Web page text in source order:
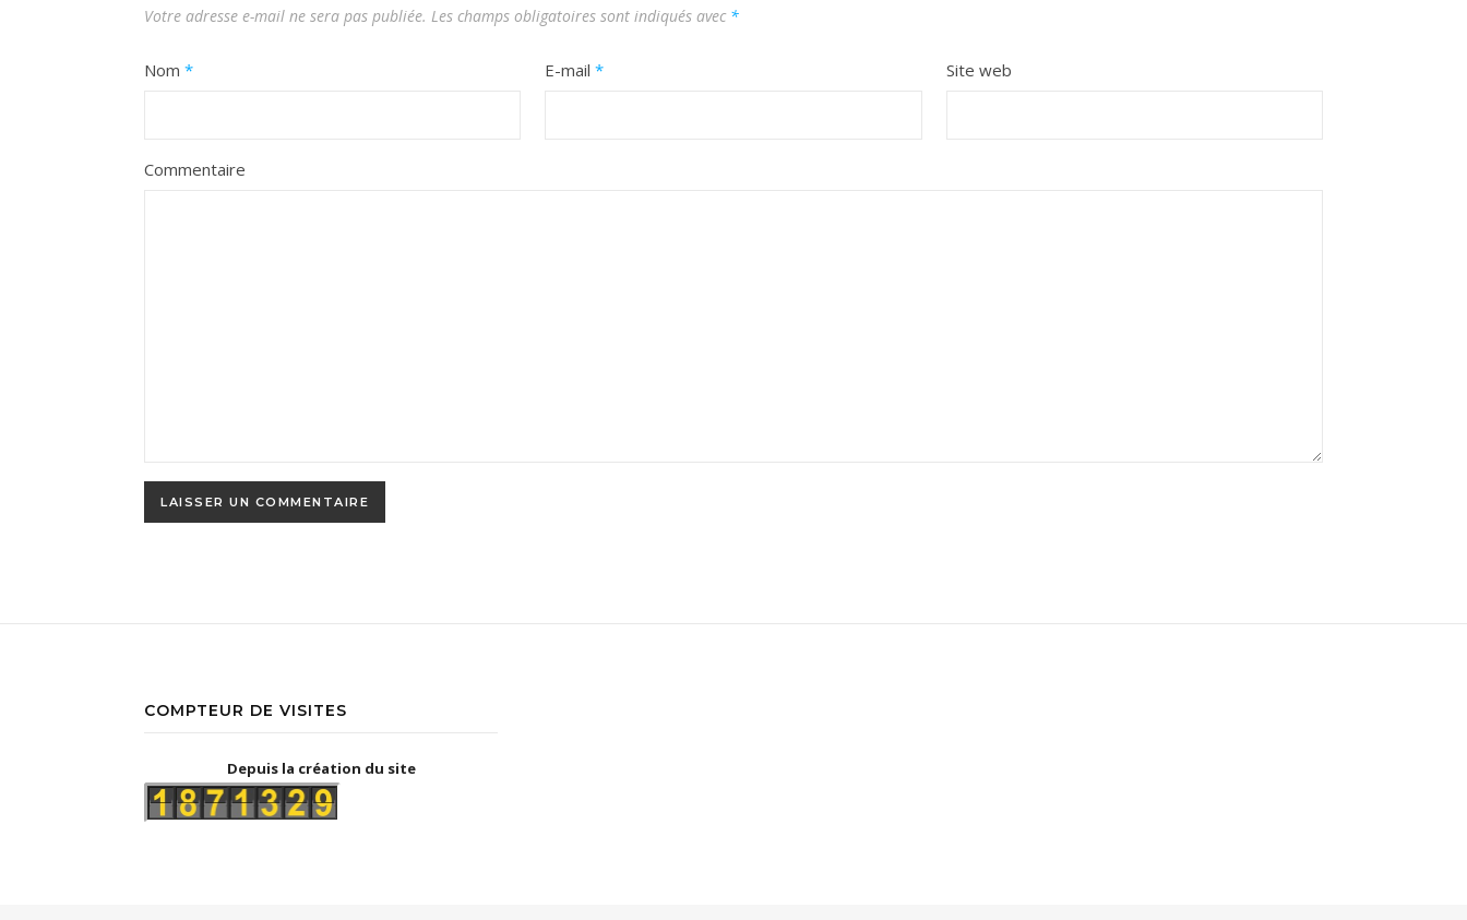
Votre adresse e-mail ne sera pas publiée. Les champs obligatoires sont indiqués avec *
Nom * E-mail* Site web
Commentaire
COMPTEUR DE VISITES
Depuis la création du site